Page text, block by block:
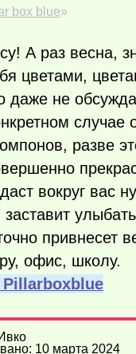
box blue»
А раз весна,
цветами,
даже не
случае
разве
вокруг вас
привнесет
офис, школу.
10 марта 2024